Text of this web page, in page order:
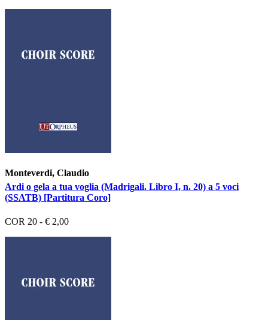
Monteverdi, Claudio
Ardi o gela a tua voglia (Madrigali. Libro I, n. 20) a 5 voci
(SSATB) [Partitura Coro]
COR 20 - € 2,00